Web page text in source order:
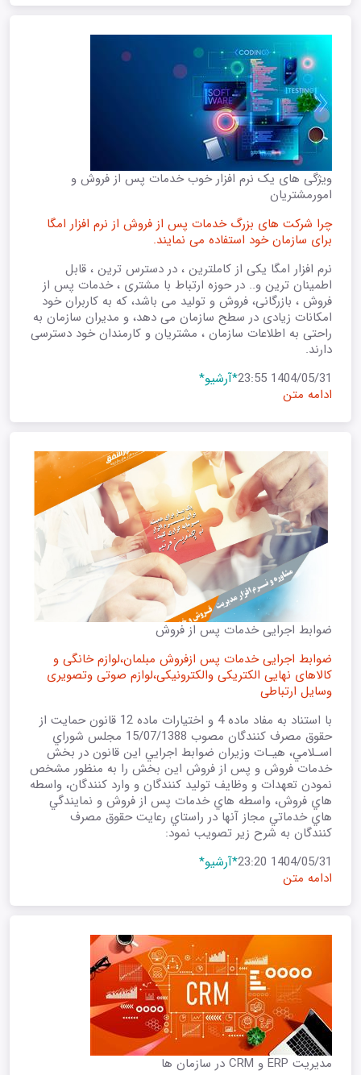
ویژگی های یک نرم افزار خوب خدمات پس از فروش و
امورمشتریان
چرا شرکت های بزرگ خدمات پس از فروش از نرم افزار امگا
برای سازمان خود استفاده می نمایند.
نرم افزار امگا یکی از کاملترین ، در دسترس ترین ، قابل
اطمینان ترین و.. در حوزه ارتباط با مشتری ، خدمات پس از
فروش ، بازرگانی، فروش و تولید می باشد، که به کاربران خود
امکانات زیادی در سطح سازمان می دهد، و مدیران سازمان به
راحتی به اطلاعات سازمان ، مشتریان و کارمندان خود دسترسی
دارند.
1404/05/31 23:55
*آرشیو*
ادامه متن
ضوابط اجرایی خدمات پس از فروش
ضوابط اجرایی خدمات پس ازفروش مبلمان،لوازم خانگی و
کالاهای نهایی الکتریکی والکترونیکی،لوازم صوتی وتصویری
وسایل ارتباطی
با استناد به مفاد ماده 4 و اختيارات ماده 12 قانون حمايت از
حقوق مصرف کنندگان مصوب 15/07/1388 مجلس شوراي
اسـلامي، هيـات وزيران ضوابط اجرايي اين قانون در بخش
خدمات فروش و پس از فروش اين بخش را به منظور مشخص
نمودن تعهدات و وظايف توليد کنندگان و وارد کنندگان، واسطه
هاي فروش، واسطه هاي خدمات پس از فروش و نمايندگي
هاي خدماتي مجاز آنها در راستاي رعايت حقوق مصرف
کنندگان به شرح زير تصويب نمود:
1404/05/31 23:20
*آرشیو*
ادامه متن
مدیریت ERP و CRM در سازمان ها